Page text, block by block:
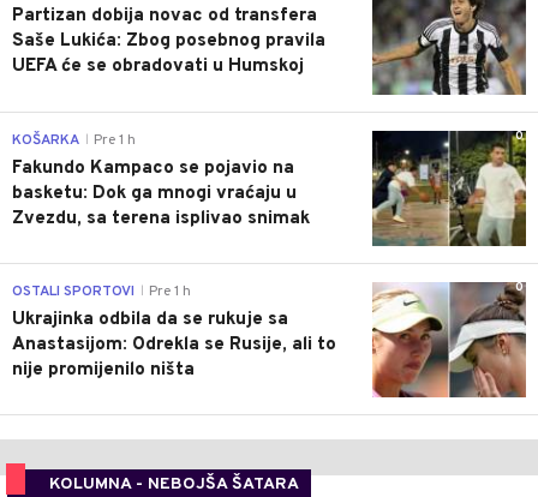
Partizan dobija novac od transfera
Saše Lukića: Zbog posebnog pravila
UEFA će se obradovati u Humskoj
0
KOŠARKA Pre 1 h
Fakundo Kampaco se pojavio na
basketu: Dok ga mnogi vraćaju u
Zvezdu, sa terena isplivao snimak
0
OSTALI SPORTOVI Pre 1 h
Ukrajinka odbila da se rukuje sa
Anastasijom: Odrekla se Rusije, ali to
nije promijenilo ništa
KOLUMNA - NEBOJŠA ŠATARA